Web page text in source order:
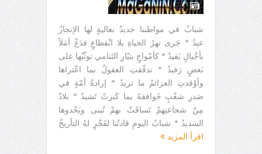
شبابٌ في مواطننا جديدُ بعاليةٍ لها الإنجازُ
عيدُ * جَرى نهرُ الحياةِ بلا انْقطاعٍ فدَعْ أمَلاً
بأجْيالٍ يَقيدُ * كأمْواجٍ بتيّارِ التَنامي توثّبُها على
بَعضٍ رَفيدُ * تدفّقتِ العقولُ بما اعْتراها
وأوْقدتِ العزائمُ ما تريدُ * إرادةُ أمّةٍ في
صَدرِ شعْبٍ خَوافقهُ بما كَنزتْ تَشيدُ * بلادٌ
مِنْ شجاعتِهمْ تَساقَتْ بهمْ تُبنى ويَحْدوها
السَديدُ * شبابُ اليومِ قادتُنا لفَجْرٍ لهُ التأريخُ
اقرأ المزيد